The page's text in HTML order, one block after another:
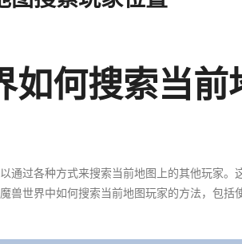
如何搜索当前
通过各种方式来搜索当前地图上的其他玩家。
兽世界中如何搜索当前地图玩家的方法，包括